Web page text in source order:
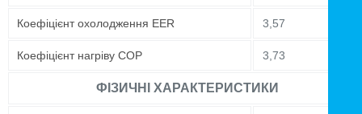
Коефіцієнт охолодження EER 3,57
Коефіцієнт нагріву COP 3,73
ФІЗИЧНІ ХАРАКТЕРИСТИКИ